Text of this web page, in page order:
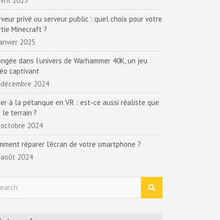
privé ou serveur public : quel choix pour votre
Minecraft ?
2025
dans l’univers de Warhammer 40K, un jeu
captivant
2024
à la pétanque en VR : est-ce aussi réaliste que
le terrain ?
2024
réparer l’écran de votre smartphone ?
2024